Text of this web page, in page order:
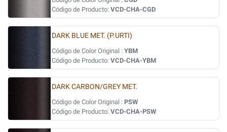
Código de Producto: VCD-CHA-CGD
DARK BLUE MET. (P.URTI)
Código de Color Original : YBM
Código de Producto: VCD-CHA-YBM
DARK CARBON/GREY MET.
Código de Color Original : PSW
Código de Producto: VCD-CHA-PSW